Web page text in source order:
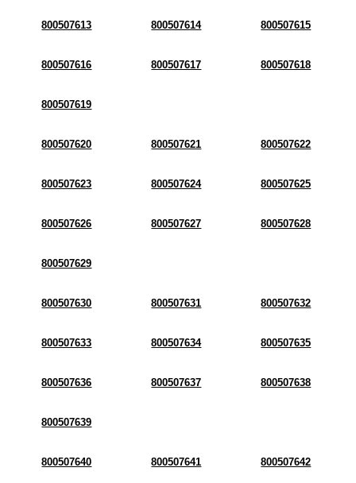
800507613 800507614 800507615
800507616 800507617 800507618
800507619
800507620 800507621 800507622
800507623 800507624 800507625
800507626 800507627 800507628
800507629
800507630 800507631 800507632
800507633 800507634 800507635
800507636 800507637 800507638
800507639
800507640 800507641 800507642